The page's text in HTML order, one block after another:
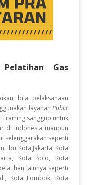
Gas
bila pelaksanaan
layananPublic
Training sanggup untuk
di Indonesia maupun
selenggarakan seperti
Ibu Kota Jakarta, Kota
Kota Solo, Kota
lainnya seperti
Kota Lombok, Kota